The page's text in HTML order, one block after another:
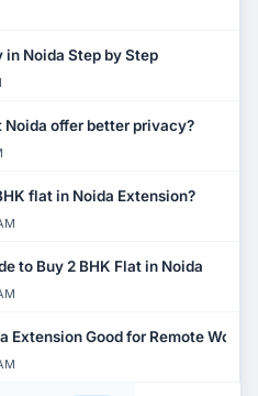
Noida Step by Step
Noida offer better privacy?
flat in Noida Extension?
to Buy 2 BHK Flat in Noida
Extension Good for Remote Work?